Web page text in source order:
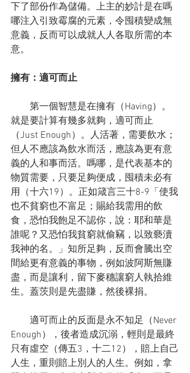
下了部份作為儲備。上主的妙計是在嗎
哪注入引致霉腐的元素，令囤積變成無
意義，反而可以成就人人各取所需的本
意。
擁有：適可而止
第一個智慧是在擁有（Having）。
就是要計算有幾多就夠，適可而止
（Just Enough）。人活著，需要飲水；
但人不應該為飲水而活，應該為更有意
義的人和事而活。嗎哪，是代表基本的
物質需要，只要足夠便成，囤積未必有
用（十六19）。正如箴言三十8-9「使我
也不貧窮也不富足；賜給我需用的飲
食，恐怕我飽足不認你，說：耶和華是
誰呢？又恐怕我貧窮就偷竊，以致褻瀆
我神的名。」知所足夠，反而會騰出空
間給更有意義的事物，例如波阿斯無賺
盡，而是讓利，留下麥穗讓窮人執拾維
生。蓋茨則是先盡賺，然後裸捐。
適可而止的反面是永不知足（Never
Enough），後者造成沉溺，輕則是最終
只有虛空（傳五3，十二12），賠上自己
人生，重則賠上別人的人生。例如，拿